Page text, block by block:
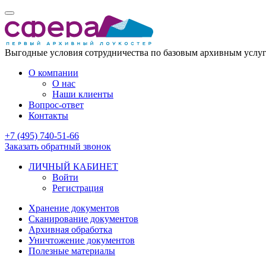
Выгодные условия сотрудничества по базовым архивным
О компании
О нас
Наши клиенты
Вопрос-ответ
Контакты
+7 (495) 740-51-66
Заказать обратный звонок
ЛИЧНЫЙ КАБИНЕТ
Войти
Регистрация
Хранение документов
Сканирование документов
Архивная обработка
Уничтожение документов
Полезные материалы